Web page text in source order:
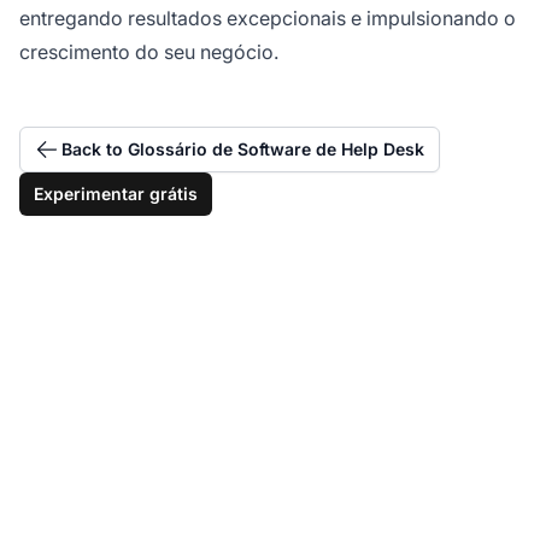
entregando resultados excepcionais e impulsionando o
crescimento do seu negócio.
Back to Glossário de Software de Help Desk
Experimentar grátis